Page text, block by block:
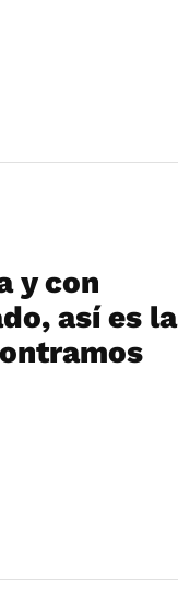
y con
así es la